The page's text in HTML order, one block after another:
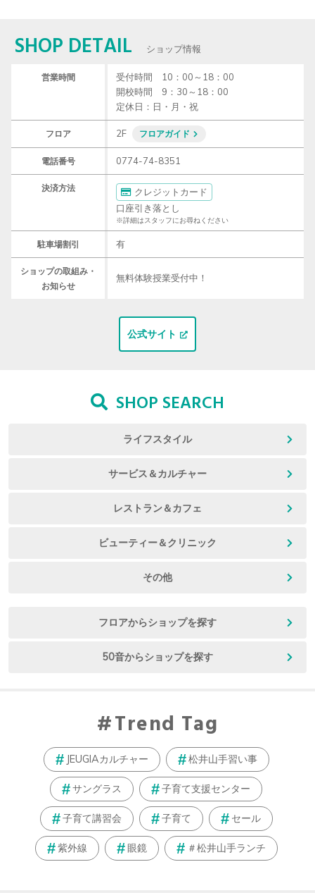
SHOP DETAIL ショップ情報
営業時間
受付時間　10：00～18：00
開校時間　9：30～18：00
定休日：日・月・祝
フロア 2F フロアガイド
電話番号 0774-74-8351
決済方法
クレジットカード
口座引き落とし
※詳細はスタッフにお尋ねください
駐車場割引 有
ショップの取組み・
お知らせ
無料体験授業受付中！
公式サイト
SHOP SEARCH
ライフスタイル
サービス＆カルチャー
レストラン＆カフェ
ビューティー＆クリニック
その他
フロアからショップを探す
50音からショップを探す
Trend Tag
JEUGIAカルチャー 松井山手習い事
サングラス 子育て支援センター
子育て講習会 子育て セール
紫外線 眼鏡 ＃松井山手ランチ